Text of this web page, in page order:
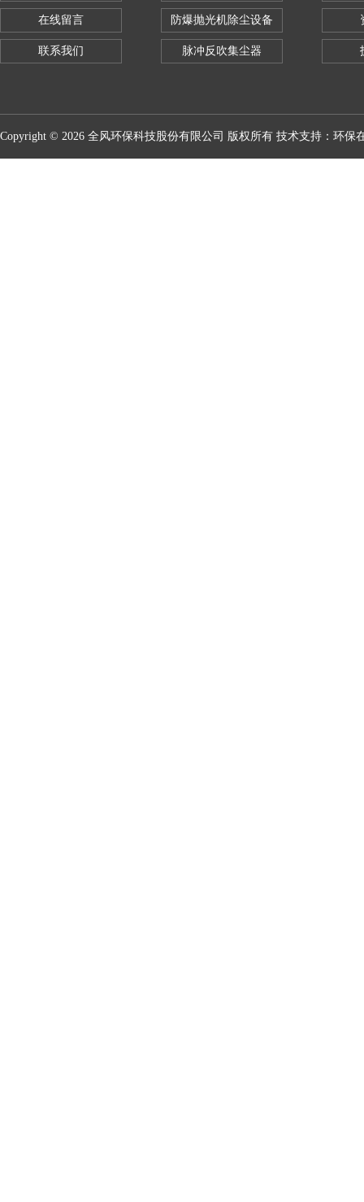
在线留言
联系我们
防爆抛光机除尘设备
脉冲反吹集尘器
Copyright © 2026 全风环保科技股份有限公司 版权所有 技术支持： 环保